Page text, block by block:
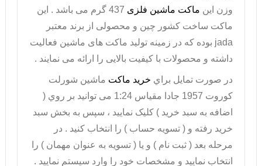
وزن این ماکت ماشین فلزی
ماکت ساخت کشور چین و محصولی از برند معتبر
jada بوده که در زمینه تولید ماکت های ماشین فعالیت
داشته و محصولات با کیفیت بالایی را ارائه می نمایند .
در صورت تمايل براي خريد ماکت ماشین شورلت
کوروت 1957 جادا مقیاس 1:24 می توانيد بر روي (
اضافه به سبد خريد ) کليک نماييد ، سپس به بخش سبد
خريد رفته و ( تسويه حساب ) را انتخاب کنيد . در
مرحله بعد ( ثبت نام ) و يا ( تسويه به عنوان مهمان ) را
انتخاب نماييد و مشخصات خود را وارد سيستم نماييد .